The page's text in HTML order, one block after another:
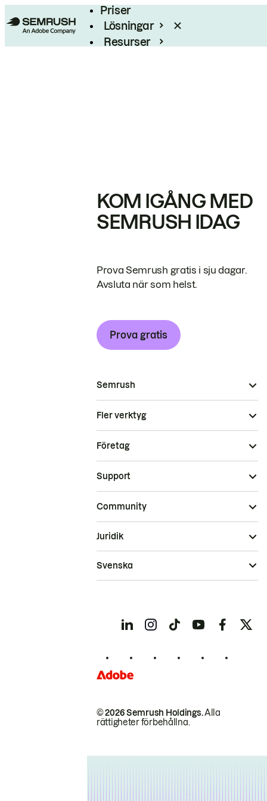
Priser
Lösningar
Resurser
KOM IGÅNG MED
SEMRUSH IDAG
Prova Semrush gratis i sju dagar.
Avsluta när som helst.
Prova gratis
Semrush
Fler verktyg
Företag
Support
Community
© 2026 Semrush Holdings.Alla
rättigheter förbehållna.
Juridik
Svenska